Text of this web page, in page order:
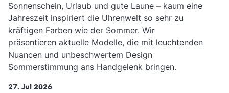
Sonnenschein, Urlaub und gute Laune – kaum eine
Jahreszeit inspiriert die Uhrenwelt so sehr zu
kräftigen Farben wie der Sommer. Wir
präsentieren aktuelle Modelle, die mit leuchtenden
Nuancen und unbeschwertem Design
Sommerstimmung ans Handgelenk bringen.
27. Jul 2026